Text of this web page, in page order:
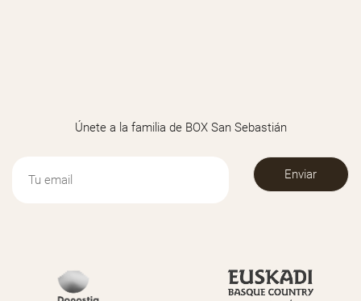
Únete a la familia de BOX San Sebastián